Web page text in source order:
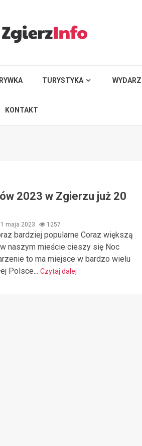
TURYSTYKA
KONTAKT
2023 w Zgierzu już 20
maja 2023 1257
bardziej popularne Coraz większą
naszym mieście cieszy się Noc
to ma miejsce w bardzo wielu
Polsce... Czytaj dalej